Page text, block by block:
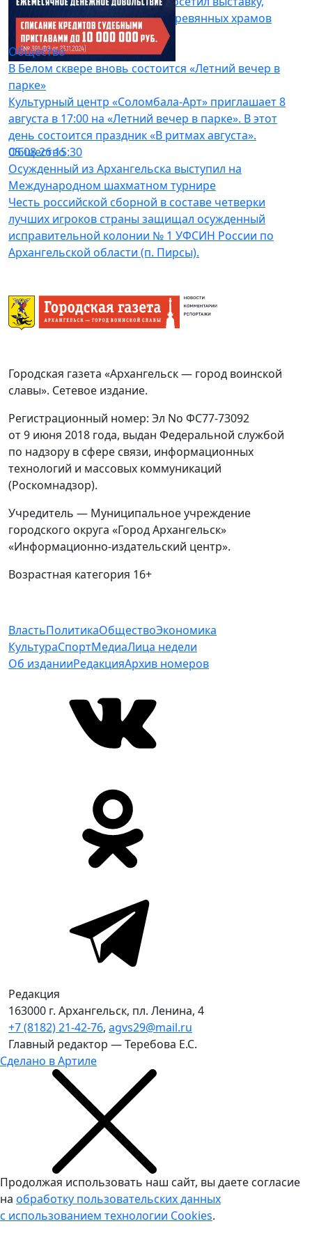
посвященную реставрации деревянных храмов
Русского Севера.
Общество
06.08.26 13:01
В Белом сквере вновь состоится «Летний вечер в
парке»
Культурный центр «Соломбала-Арт» приглашает 8
августа в 17:00 на «Летний вечер в парке». В этот
день состоится праздник «В ритмах августа».
Общество
05.08.26 15:30
Осужденный из Архангельска выступил на
Международном шахматном турнире
Честь российской сборной в составе четверки
лучших игроков страны защищал осужденный
исправительной колонии № 1 УФСИН России по
Архангельской области (п. Пирсы).
Городская газета «Архангельск — город воинской
славы». Сетевое издание.
Регистрационный номер: Эл No ФС77-73092
от 9 июня 2018 года, выдан Федеральной службой
по надзору в сфере связи, информационных
технологий и массовых коммуникаций
(Роскомнадзор).
Учредитель — Муниципальное учреждение
городского округа «Город Архангельск»
«Информационно-издательский центр».
Возрастная категория 16+
ВластьПолитикаОбществоЭкономика
КультураСпортМедиаЛица недели
Об изданииРедакцияАрхив номеров
Редакция
163000 г. Архангельск, пл. Ленина, 4
+7 (8182) 21-42-76, agvs29@mail.ru
Главный редактор — Теребова Е.С.
Сделано в Артиле
Продолжая использовать наш сайт, вы даете согласие
на обработку пользовательских данных
с использованием технологии Cookies.